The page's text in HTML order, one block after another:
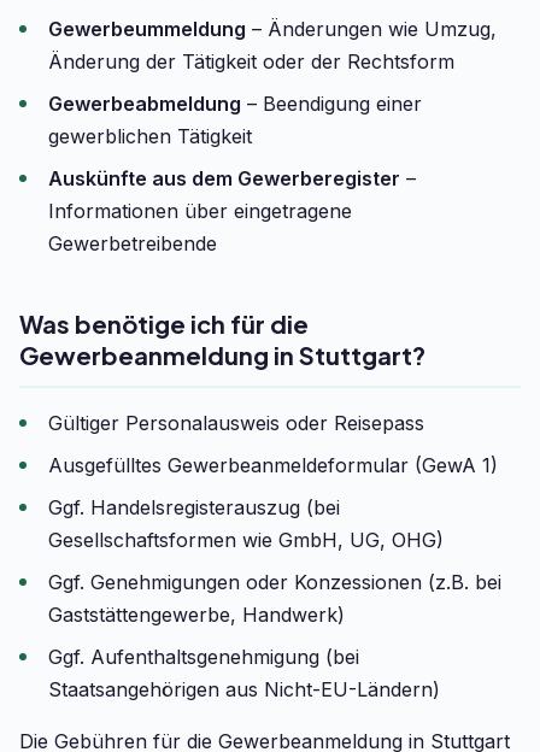
Gewerbeummeldung – Änderungen wie Umzug,
Änderung der Tätigkeit oder der Rechtsform
Gewerbeabmeldung – Beendigung einer
gewerblichen Tätigkeit
Auskünfte aus dem Gewerberegister –
Informationen über eingetragene
Gewerbetreibende
Was benötige ich für die
Gewerbeanmeldung in Stuttgart?
Gültiger Personalausweis oder Reisepass
Ausgefülltes Gewerbeanmeldeformular (GewA 1)
Ggf. Handelsregisterauszug (bei
Gesellschaftsformen wie GmbH, UG, OHG)
Ggf. Genehmigungen oder Konzessionen (z.B. bei
Gaststättengewerbe, Handwerk)
Ggf. Aufenthaltsgenehmigung (bei
Staatsangehörigen aus Nicht-EU-Ländern)
Die Gebühren für die Gewerbeanmeldung in Stuttgart